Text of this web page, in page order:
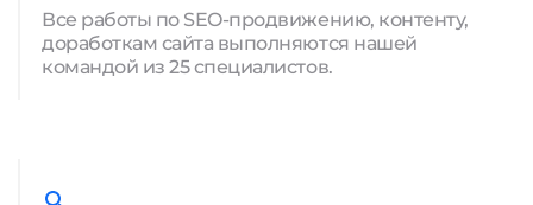
Все работы по SEO-продвижению, контенту,
доработкам сайта выполняются нашей
командой из 25 специалистов.